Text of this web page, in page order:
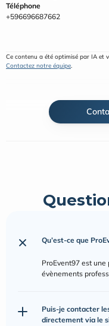
Téléphone
+596696687662
Contactez notre équipe.
Qu’est-ce que
ProEvent97 est
évènements
Puis-je contacter
directement via le